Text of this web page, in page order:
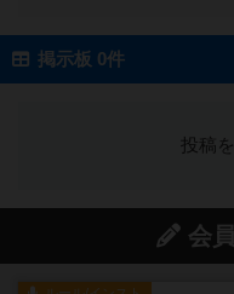
掲示板 0件
投稿
会